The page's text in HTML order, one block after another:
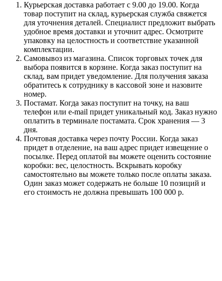
Курьерская доставка работает с 9.00 до 19.00. Когда
товар поступит на склад, курьерская служба свяжется
для уточнения деталей. Специалист предложит выбрать
удобное время доставки и уточнит адрес. Осмотрите
упаковку на целостность и соответствие указанной
комплектации.
Самовывоз из магазина. Список торговых точек для
выбора появится в корзине. Когда заказ поступит на
склад, вам придет уведомление. Для получения заказа
обратитесь к сотруднику в кассовой зоне и назовите
номер.
Постамат. Когда заказ поступит на точку, на ваш
телефон или e-mail придет уникальный код. Заказ нужно
оплатить в терминале постамата. Срок хранения — 3
дня.
Почтовая доставка через почту России. Когда заказ
придет в отделение, на ваш адрес придет извещение о
посылке. Перед оплатой вы можете оценить состояние
коробки: вес, целостность. Вскрывать коробку
самостоятельно вы можете только после оплаты заказа.
Один заказ может содержать не больше 10 позиций и
его стоимость не должна превышать 100 000 р.